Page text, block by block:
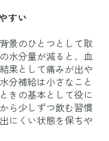
すい
景のひとつとして取
水分量が減ると、血
果として痛みが出や
分補給は小さなこと
きの基本として役に
ら少しずつ飲む習慣
にくい状態を保ちや